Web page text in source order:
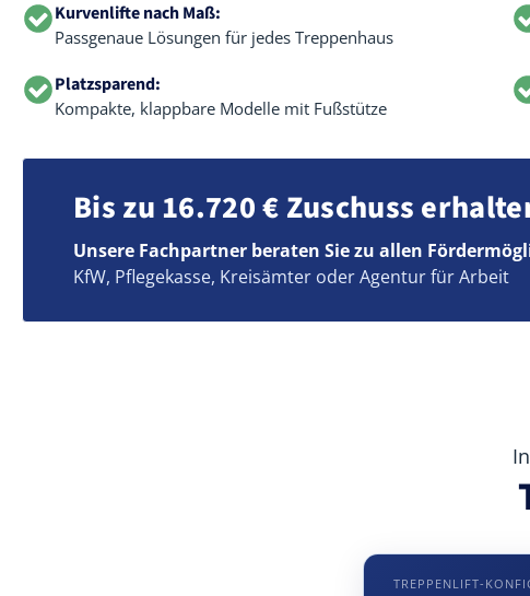
Kurvenlifte nach Maß:
Passgenaue Lösungen für jedes Treppenhaus
Platzsparend:
Kompakte, klappbare Modelle mit Fußstütze
Bis zu 16.720 € Zuschuss
Unsere Fachpartner beraten Sie zu allen
KfW, Pflegekasse, Kreisämter oder Agentur für Arbeit
TREPPENLIFT-